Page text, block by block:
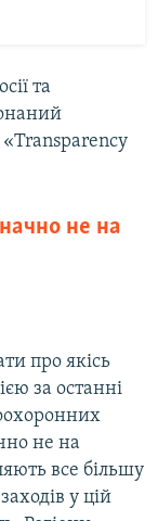
та
не на
про якісь
за останні
не на
все більшу
у цій